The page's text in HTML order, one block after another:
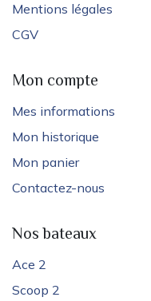
Mentions légales
CGV
Mon compte
Mes informations
Mon historique
Mon panier
Contactez-nous
Nos bateaux
Ace 2
Scoop 2